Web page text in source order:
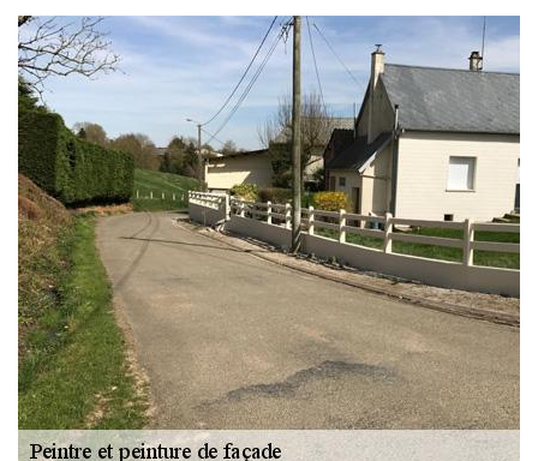
et PVC 51